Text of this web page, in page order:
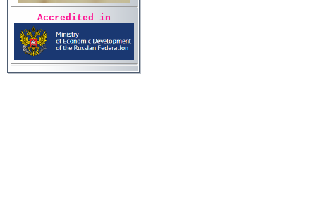
Accredited in